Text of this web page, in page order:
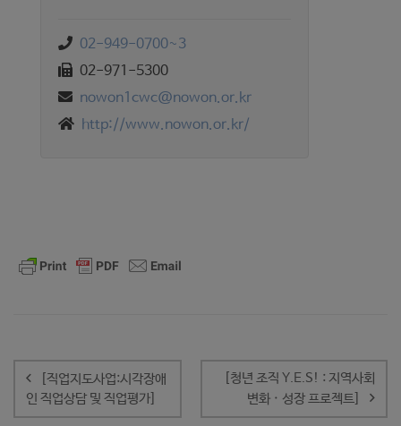
02-949-0700~3
02-971-5300
nowon1cwc@nowon.or.kr
http://www.nowon.or.kr/
내
비
게
[직업지도사업:시각장애
인 직업상담 및 직업평가]
[청년 조직 Y.E.S! : 지역사회
변화 · 성장 프로젝트]